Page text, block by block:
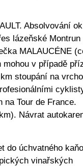
Absolvování
lázeňské Montrun
MALAUCÉNE
v případě
stoupání na
na Tour de France.
Návrat
do úchvatného
vinařských